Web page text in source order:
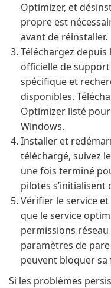
Optimizer, et
propre est
avant de réinstaller.
Téléchargez depuis
officielle de
spécifique et
disponibles.
Optimizer listé
Windows.
Installer et
téléchargé, suivez
une fois terminé
pilotes s’initialisent
Vérifier le service
que le service
permissions
paramètres de
peuvent bloquer
Si les problèmes